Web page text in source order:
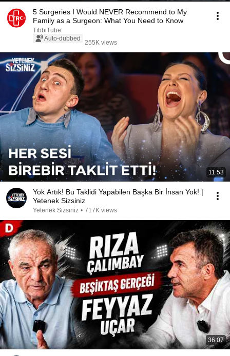
5 Surgeries I Would NEVER Recommend to My
Family as a Surgeon: What You Need to Know
TıbbiTube
Auto-dubbed
255K views
11:53
Yok Artık! Bu Taklidi Yapabilen Başka Bir İnsan Yok! |
Yetenek Sizsiniz
Yetenek Sizsiniz • 717K views
36:07